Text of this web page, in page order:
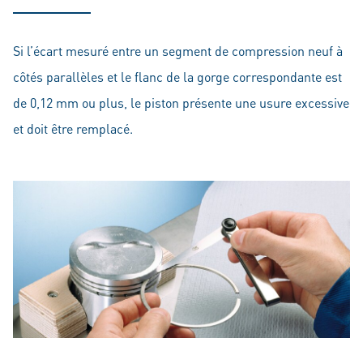
Si l’écart mesuré entre un segment de compression neuf à
côtés parallèles et le flanc de la gorge correspondante est
de 0,12 mm ou plus, le piston présente une usure excessive
et doit être remplacé.